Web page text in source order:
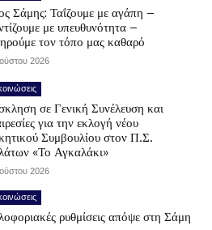
Σάμης: Ταΐζουμε με αγάπη –
με υπευθυνότητα –
τον τόπο μας καθαρό
2026
σε Γενική Συνέλευση και
για την εκλογή νέου
Συμβουλίου στον Π.Σ.
«Το Αγκαλάκι»
2026
ρυθμίσεις απόψε στη Σάμη